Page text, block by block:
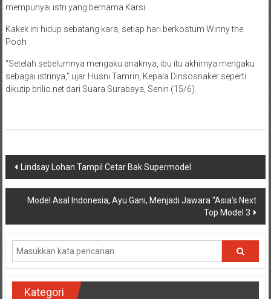
mempunyai istri yang bernama Karsi.
Kakek ini hidup sebatang kara, setiap hari berkostum Winny the
Pooh
“Setelah sebelumnya mengaku anaknya, ibu itu akhirnya mengaku
sebagai istrinya,” ujar Husni Tamrin, Kepala Dinsosnaker seperti
dikutip brilio.net dari Suara Surabaya, Senin (15/6).
Navigasi
pos
Lindsay Lohan Tampil Cetar Bak Supermodel
Model Asal Indonesia, Ayu Gani, Menjadi Jawara “Asia’s Next
Top Model 3
Kategori